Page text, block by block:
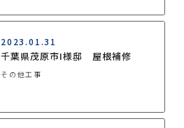
2023.01.31
千葉県茂原市I様邸 屋根補修
その他工事